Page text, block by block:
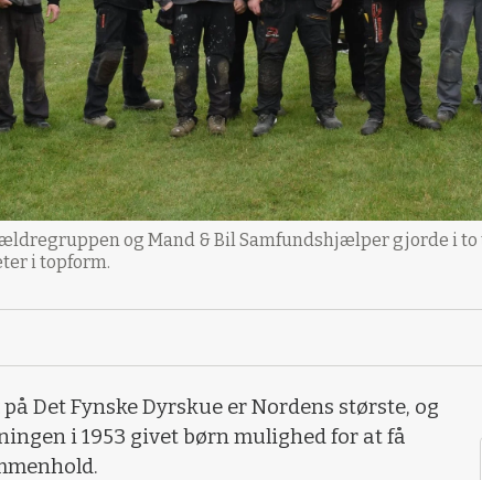
og Mand & Bil Samfundshjælper gjorde i to
i topform.
Det Fynske Dyrskue er Nordens største, og
i 1953 givet børn mulighed for at få